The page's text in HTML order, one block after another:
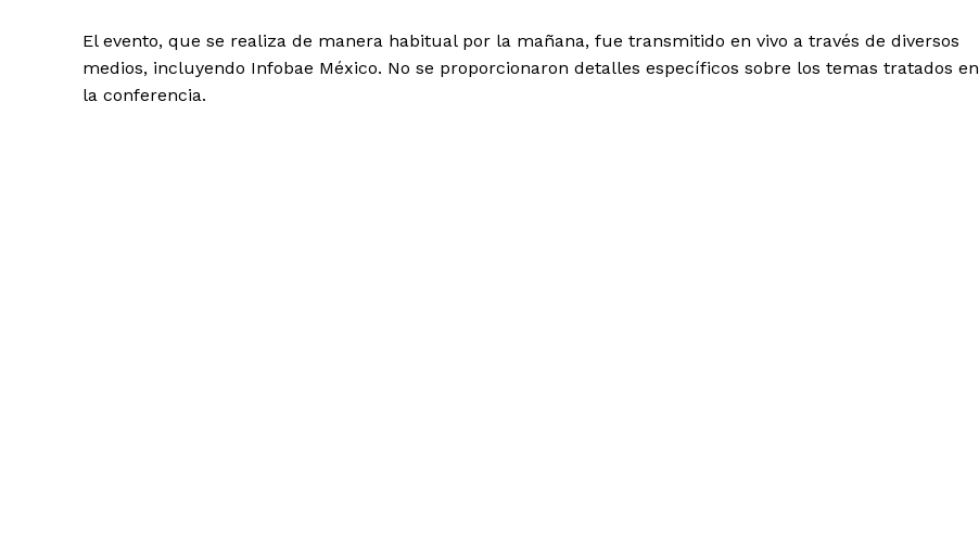
El evento, que se realiza de manera habitual por la mañana, fue transmitido en vivo a través de diversos
medios, incluyendo Infobae México. No se proporcionaron detalles específicos sobre los temas tratados en
la conferencia.